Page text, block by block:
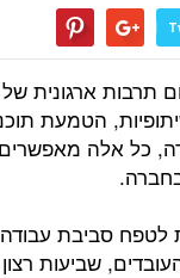
תרבות ארגונית
הטמעת
כל אלה
סביבת עבודה
שביעות